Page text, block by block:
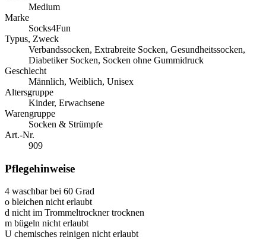
Medium
Marke
Socks4Fun
Typus, Zweck
Verbandssocken, Extrabreite Socken, Gesundheitssocken,
Diabetiker Socken, Socken ohne Gummidruck
Geschlecht
Männlich, Weiblich, Unisex
Altersgruppe
Kinder, Erwachsene
Warengruppe
Socken & Strümpfe
Art.-Nr.
909
Pflegehinweise
4 waschbar bei 60 Grad
o bleichen nicht erlaubt
d nicht im Trommeltrockner trocknen
m bügeln nicht erlaubt
U chemisches reinigen nicht erlaubt